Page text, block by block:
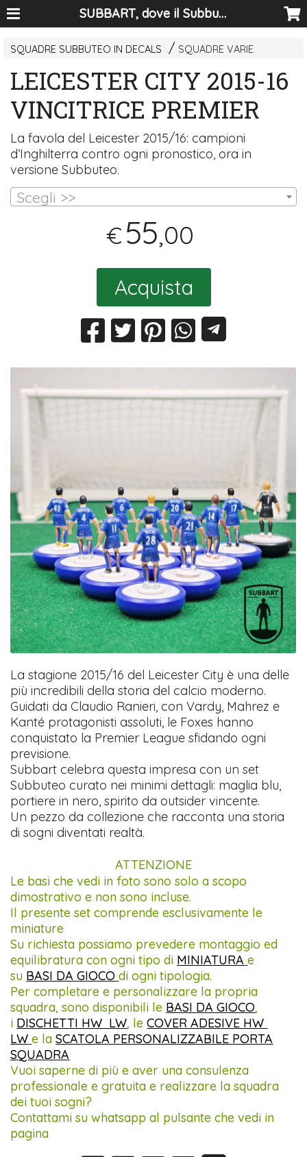
SUBBART, dove il Subbuteo diventa arte
SQUADRE SUBBUTEO IN DECALS SQUADRE VARIE
LEICESTER CITY 2015-16
VINCITRICE PREMIER
La favola del Leicester 2015/16: campioni
d’Inghilterra contro ogni pronostico, ora in
versione Subbuteo.
Scegli >>
€55,00
Acquista
La stagione 2015/16 del Leicester City è una delle
più incredibili della storia del calcio moderno.
Guidati da Claudio Ranieri, con Vardy, Mahrez e
Kanté protagonisti assoluti, le Foxes hanno
conquistato la Premier League sfidando ogni
previsione.
Subbart celebra questa impresa con un set
Subbuteo curato nei minimi dettagli: maglia blu,
portiere in nero, spirito da outsider vincente.
Un pezzo da collezione che racconta una storia
di sogni diventati realtà.
ATTENZIONE
Le basi che vedi in foto sono solo a scopo
dimostrativo e non sono incluse.
Il presente set comprende esclusivamente le
miniature
Su richiesta possiamo prevedere montaggio ed
equilibratura con ogni tipo di MINIATURA e
su BASI DA GIOCO di ogni tipologia.
Per completare e personalizzare la propria
squadra, sono disponibili le BASI DA GIOCO,
i DISCHETTI HW LW, leCOVER ADESIVE HW
LW e laSCATOLA PERSONALIZZABILE PORTA
SQUADRA
Vuoi saperne di più e aver una consulenza
professionale e gratuita e realizzare la squadra
dei tuoi sogni?
Contattami su whatsapp al pulsante che vedi in
pagina